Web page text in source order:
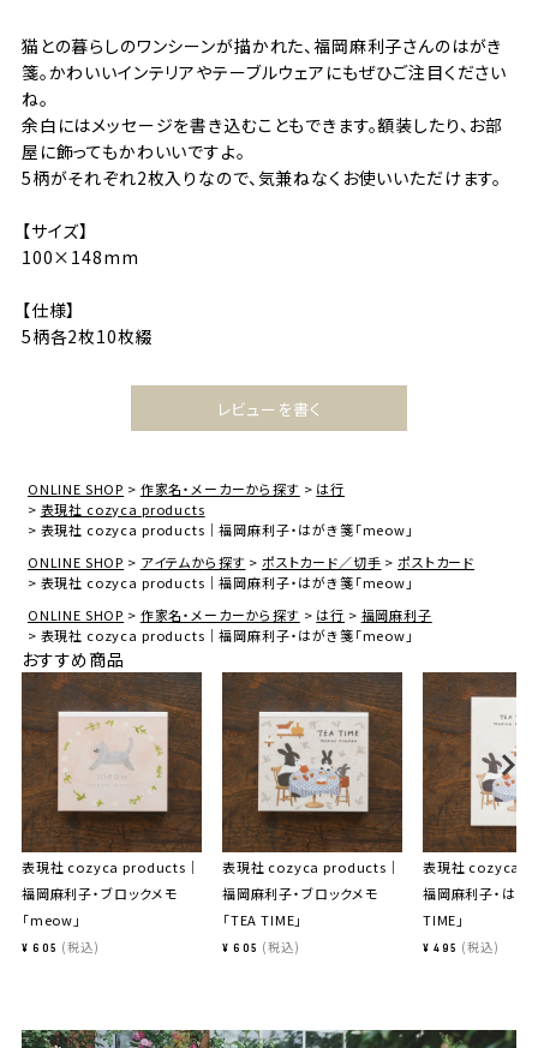
猫との暮らしのワンシーンが描かれた、福岡麻利子さんのはがき
箋。かわいいインテリアやテーブルウェアにもぜひご注目ください
ね。
余白にはメッセージを書き込むこともできます。額装したり、お部
屋に飾ってもかわいいですよ。
5柄がそれぞれ2枚入りなので、気兼ねなくお使いいただけます。
【サイズ】
100×148mm
【仕様】
5柄各2枚10枚綴
レビューを書く
ONLINE SHOP 作家名・メーカーから探す
は行
表現社 cozyca products
表現社 cozyca products｜福岡麻利子・はがき箋「meow」
ONLINE SHOP
アイテムから探す ポストカード／切手
ポストカード
表現社 cozyca products｜福岡麻利子・はがき箋「meow」
ONLINE SHOP
作家名・メーカーから探す は行
福岡麻利子
表現社 cozyca products｜福岡麻利子・はがき箋「meow」
おすすめ商品
表現社 cozyca products｜
福岡麻利子・ブロックメモ
「meow」
¥ 605 税込
表現社 cozyca products｜
福岡麻利子・ブロックメモ
「TEA TIME」
¥ 605 税込
表現社 cozyca
福岡麻利子・はが
TIME」
¥ 495 税込